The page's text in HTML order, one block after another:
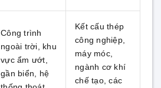
Công trình
ngoài trời, khu
vực ẩm ướt,
gần biển, hệ
Kết cấu thép
công nghiệp,
máy móc,
ngành cơ khí
chế tạo, các